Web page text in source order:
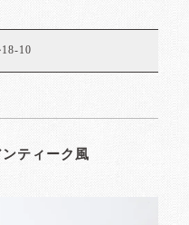
10
ティーク風